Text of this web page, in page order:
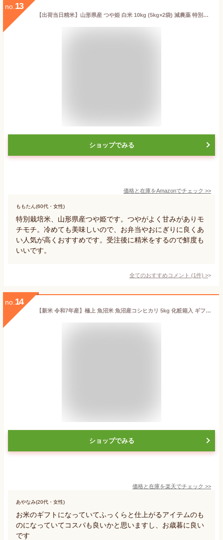
no. 13
【出荷当日精米】山形県産 つや姫 白米 10kg (5kg×2袋) 減農薬 特別栽培米 令和6年産
ショップでみる
価格と在庫をAmazonでチェック >>
ももたん(60代・女性)
特別栽培米、山形県産つや姫です。つやがよく甘みがありモ
チモチ。冷めても美味しいので、お弁当やおにぎりに良くあ
い人気が高くおすすめです。受注後に精米をするので鮮度も
いいです。
全てのおすすめコメント (1件) >
no. 14
【新米 令和7年産】極上 魚沼米 魚沼産コシヒカリ 5kg 化粧箱入 ギフト プレゼント 魚沼産 米 お米 白米 5キロ こしひかり 魚沼コシヒカリ 一等米 高級米 特Aランク ブランド米 お祝い 内祝い 結婚 出産 入学 お歳暮 お年賀 新潟 細山商店
ショップでみる
価格と在庫を楽天でチェック >>
あやなみ(20代・女性)
お米のギフトになっていてふっくらと仕上がるアイテムのも
のになっていてコスパも良いかと思いますし、お歳暮に良い
です